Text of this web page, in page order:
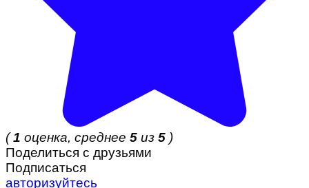
(1 оценка, среднее 5 из 5 )
Поделиться с друзьями
Подписаться
авторизуйтесь